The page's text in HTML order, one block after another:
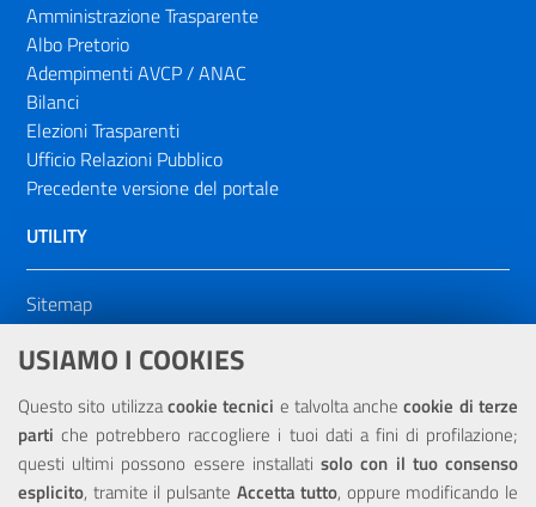
USIAMO I COOKIES
Questo sito utilizzacookie tecnici e talvolta anchecookie di terze
parti che potrebbero raccogliere i tuoi dati a fini di profilazione;
questi ultimi possono essere installatisolo con il tuo consenso
esplicito, tramite il pulsante Accetta tutto, oppure modificando le
Amministrazione Trasparente
Albo Pretorio
Adempimenti AVCP / ANAC
Bilanci
Elezioni Trasparenti
Ufficio Relazioni Pubblico
Precedente versione del portale
UTILITY
Sitemap
Dichiarazione di accessibilità
NOTE LEGALI
Privacy